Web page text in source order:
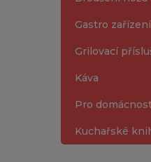
Gastro zařízení
Grilovací
Káva
Pro
Kuchařské